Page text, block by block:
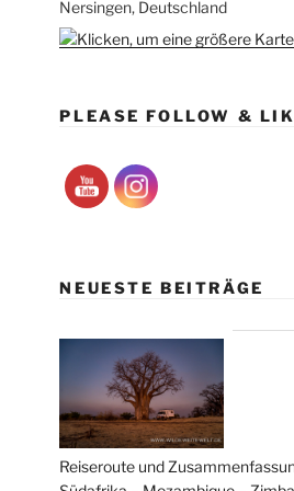
Nersingen, Deutschland
PLEASE FOLLOW &
NEUESTE BEITRÄGE
Reiseroute und